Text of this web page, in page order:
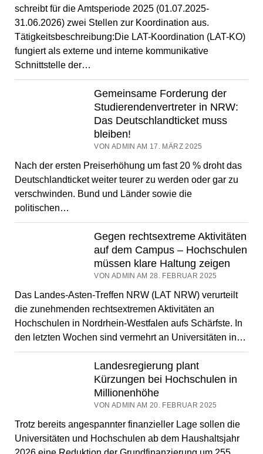
schreibt für die Amtsperiode 2025 (01.07.2025-
31.06.2026) zwei Stellen zur Koordination aus.
Tätigkeitsbeschreibung:Die LAT-Koordination (LAT-KO)
fungiert als externe und interne kommunikative
Schnittstelle der…
Gemeinsame Forderung der
Studierendenvertreter in NRW:
Das Deutschlandticket muss
bleiben!
VON ADMIN AM 17. MÄRZ 2025
Nach der ersten Preiserhöhung um fast 20 % droht das
Deutschlandticket weiter teurer zu werden oder gar zu
verschwinden. Bund und Länder sowie die
politischen…
Gegen rechtsextreme Aktivitäten
auf dem Campus – Hochschulen
müssen klare Haltung zeigen
VON ADMIN AM 28. FEBRUAR 2025
Das Landes-Asten-Treffen NRW (LAT NRW) verurteilt
die zunehmenden rechtsextremen Aktivitäten an
Hochschulen in Nordrhein-Westfalen aufs Schärfste. In
den letzten Wochen sind vermehrt an Universitäten in…
Landesregierung plant
Kürzungen bei Hochschulen in
Millionenhöhe
VON ADMIN AM 20. FEBRUAR 2025
Trotz bereits angespannter finanzieller Lage sollen die
Universitäten und Hochschulen ab dem Haushaltsjahr